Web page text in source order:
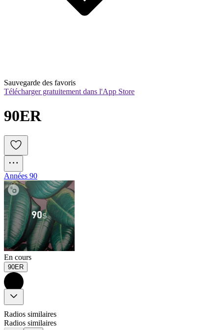
Sauvegarde des favoris
Télécharger gratuitement dans l'App Store
90ER
Années 90
En cours
90ER
Radios similaires
Radios similaires